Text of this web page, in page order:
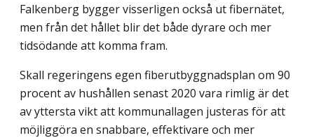
Falkenberg bygger visserligen också ut fibernätet,
men från det hållet blir det både dyrare och mer
tidsödande att komma fram.
Skall regeringens egen fiberutbyggnadsplan om 90
procent av hushållen senast 2020 vara rimlig är det
av yttersta vikt att kommunallagen justeras för att
möjliggöra en snabbare, effektivare och mer